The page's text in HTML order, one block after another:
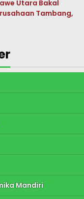
Utara Bakal
Tambang,
Mandiri